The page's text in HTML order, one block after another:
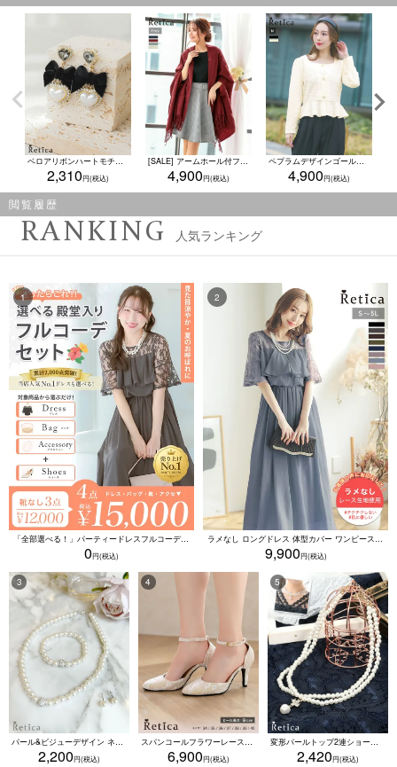
ベロアリボンハートモチーフピアス(ブラック)
2,310
[SALE] アームホール付フリンジデザイン大判ストール
4,900
ペプラムデザインゴールドボタン長袖ボレロ (Mサイズ)
4,900
閲覧履歴
RANKING 人気ランキング
「全部選べる！」パーティードレスフルコーデセット (ドレス1点＋バッグ1点＋アクセ1点+靴1足/4点15000円(税込)/靴なしで12000円(税込))
0
ラメなし ロングドレス 体型カバー ワンピース 敏感肌対応 結婚式 二次会 お呼ばれ 大人 上品 (Sサイズ～5Lサイズ)
9,900
2,200 6,900 2,420